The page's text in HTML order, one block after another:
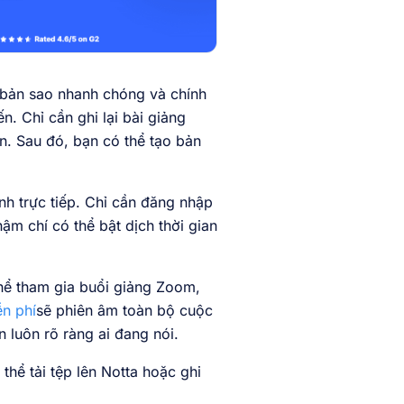
sao nhanh chóng và chính
Chỉ cần ghi lại bài giảng
Sau đó, bạn có thể tạo bản
trực tiếp. Chỉ cần đăng nhập
chí có thể bật dịch thời gian
tham gia buổi giảng Zoom,
phísẽ phiên âm toàn bộ cuộc
luôn rõ ràng ai đang nói.
tải tệp lên Notta hoặc ghi